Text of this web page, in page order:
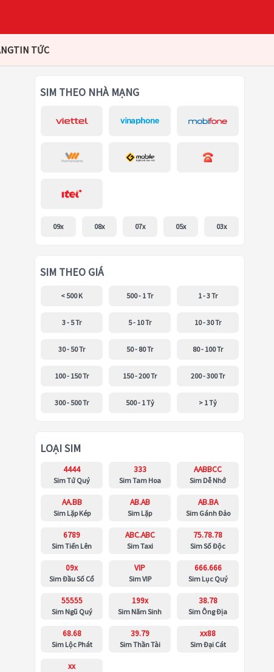
TIN TỨC
SIM THEO NHÀ MẠNG
09x 08x 07x 05x 03x
SIM THEO GIÁ
< 500 K 500 - 1 Tr 1 - 3 Tr
3 - 5 Tr 5 - 10 Tr 10 - 30 Tr
30 - 50 Tr 50 - 80 Tr 80 - 100 Tr
100 - 150 Tr 150 - 200 Tr 200 - 300 Tr
300 - 500 Tr 500 - 1 Tỷ > 1 Tỷ
LOẠI SIM
4444
Sim Tứ Quý
333
Sim Tam Hoa
AABBCC
Sim Dễ Nhớ
AA.BB
Sim Lặp Kép
AB.AB
Sim Lặp
AB.BA
Sim Gánh Đảo
6789
Sim Tiến Lên
ABC.ABC
Sim Taxi
75.78.78
Sim Số Độc
09x
Sim Đầu Số Cổ
VIP
Sim VIP
666.666
Sim Lục Quý
55555
Sim Ngũ Quý
199x
Sim Năm Sinh
38.78
Sim Ông Địa
68.68
Sim Lộc Phát
39.79
Sim Thần Tài
xx88
Sim Đại Cát
xx